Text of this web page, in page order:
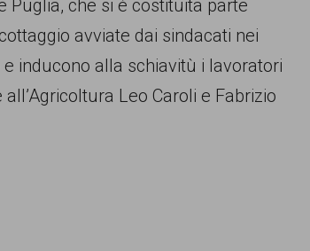
Puglia, che si è costituita parte
avviate dai sindacati nei
inducono alla schiavitù i lavoratori
Leo Caroli e Fabrizio